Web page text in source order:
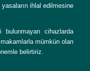
ihlal edilmesine
cihazlarda
makamlarla mümkün olan
belirtiriz.